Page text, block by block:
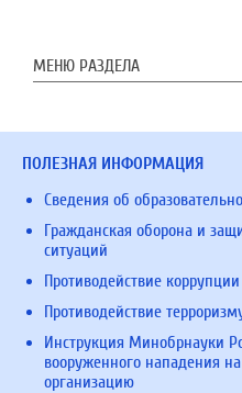
МЕНЮ РАЗДЕЛА
ПОЛЕЗНАЯ ИНФОРМАЦИЯ
Сведения об
Гражданская оборона и
ситуаций
Противодействие коррупции
Противодействие
Инструкция Минобрнауки
вооруженного нападения
организацию